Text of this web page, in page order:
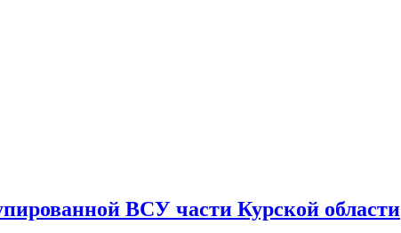
ВСУ части Курской области